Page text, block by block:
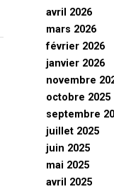
avril 2026
mars 2026
février 2026
janvier 2026
novembre
octobre 2025
septembre
juillet 2025
juin 2025
mai 2025
avril 2025